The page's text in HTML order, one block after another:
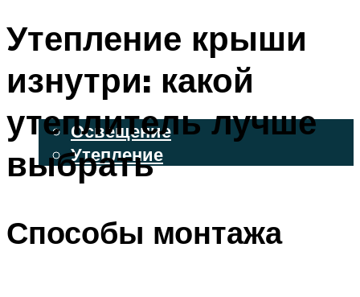
ФАСАДНЫЙ САЙДИНГ
ОСВЕЩЕНИЕ И УТЕПЛЕНИЕ
Освещение
Утепление
ДЕКОР
МЕНЮ
Утепление крыши
изнутри: какой
утеплитель лучше
выбрать
Способы монтажа